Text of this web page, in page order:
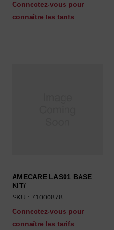
Connectez-vous pour
connaître les tarifs
AMECARE LAS01 BASE
KIT/
SKU : 71000878
Connectez-vous pour
connaître les tarifs